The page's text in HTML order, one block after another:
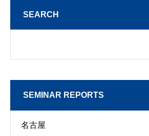
SEARCH
SEMINAR REPORTS
名古屋